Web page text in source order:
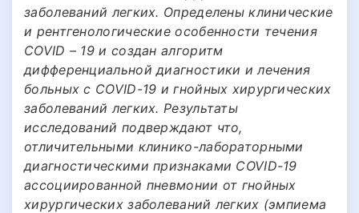
заболеваний легких. Определены клинические
и рентгенологические особенности течения
COVID – 19 и создан алгоритм
дифференциальной диагностики и лечения
больных с COVID-19 и гнойных хирургических
заболеваний легких. Результаты
иccледoваний подверждают что,
отличительными клинико-лабораторными
диагностическими признаками COVID-19
ассоциированной пневмонии от гнойных
хирургических заболеваний легких (эмпиема